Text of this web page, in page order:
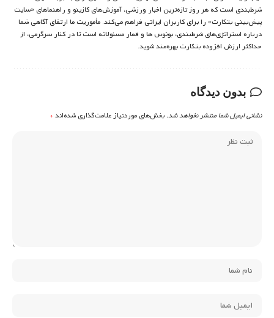
شرط‌بندی است که هر روز تازه‌ترین اخبار ورزشی، آموزش‌های کازینو و راهنماهای «سایت
پیش‌بینی بتکارت» را برای کاربران ایرانی فراهم می‌کند. مأموریت ما ارتقای آگاهی شما
درباره استراتژی‌های شرطبندی، بونوس ها و قمار مسئولانه است تا در کنار سرگرمی، از
حداکثر ارزش افزوده بتکارت بهره‌مند شوید.
بدون دیدگاه
نشانی ایمیل شما منتشر نخواهد شد. بخش‌های موردنیاز علامت‌گذاری شده‌اند*